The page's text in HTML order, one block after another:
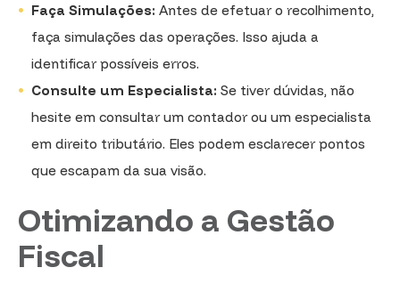
Faça Simulações: Antes de efetuar o recolhimento,
faça simulações das operações. Isso ajuda a
identificar possíveis erros.
Consulte um Especialista: Se tiver dúvidas, não
hesite em consultar um contador ou um especialista
em direito tributário. Eles podem esclarecer pontos
que escapam da sua visão.
Otimizando a Gestão
Fiscal